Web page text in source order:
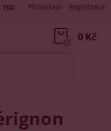
Přihlášení Registrace
0 Kč
0